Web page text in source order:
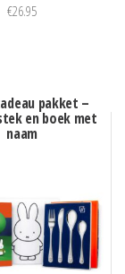
€26.95
pakket –
en boek met
naam